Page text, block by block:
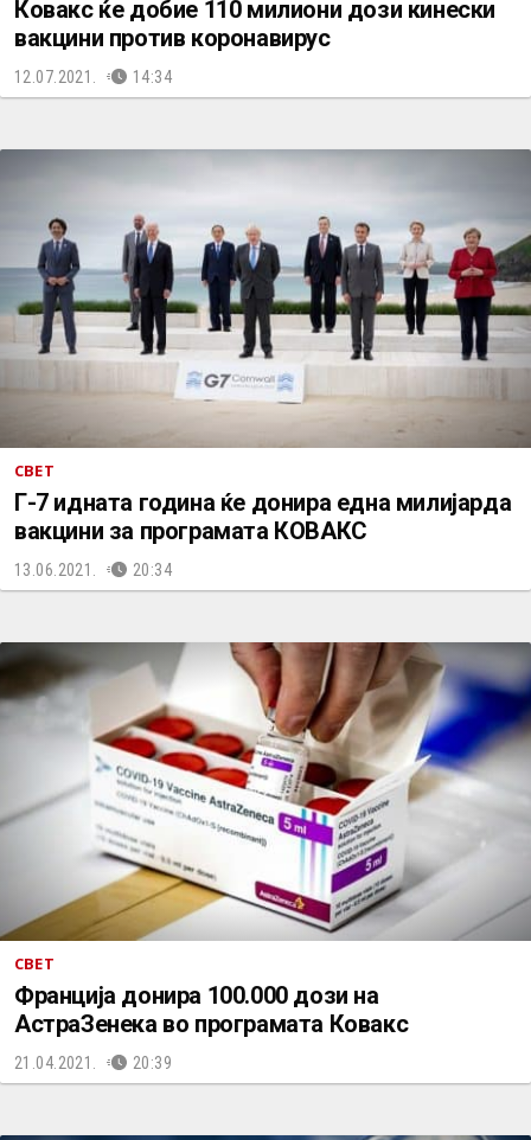
Ковакс ќе добие 110 милиони дози кинески
вакцини против коронавирус
12.07.2021. 14:34
СВЕТ
Г-7 идната година ќе донира една милијарда
вакцини за програмата КОВАКС
13.06.2021. 20:34
СВЕТ
Франција донира 100.000 дози на
АстраЗенека во програмата Ковакс
21.04.2021. 20:39